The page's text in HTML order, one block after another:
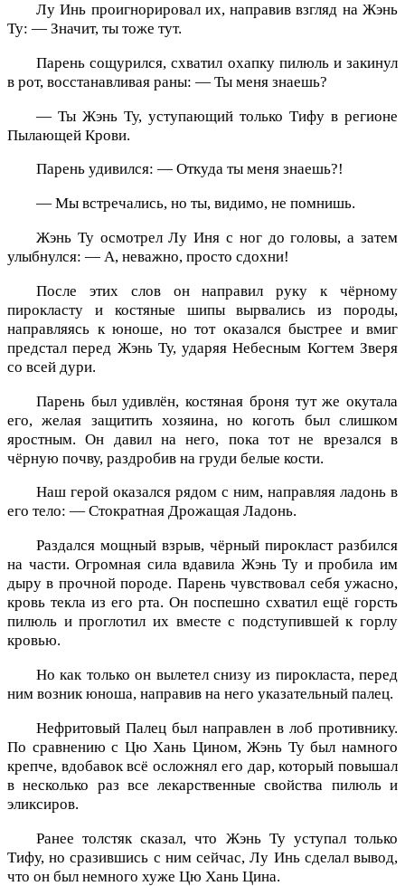
Лу Инь проигнорировал их, направив взгляд на Жэнь
Ту: — Значит, ты тоже тут.
Парень сощурился, схватил охапку пилюль и закинул
в рот, восстанавливая раны: — Ты меня знаешь?
— Ты Жэнь Ту, уступающий только Тифу в регионе
Пылающей Крови.
Парень удивился: — Откуда ты меня знаешь?!
— Мы встречались, но ты, видимо, не помнишь.
Жэнь Ту осмотрел Лу Иня с ног до головы, а затем
улыбнулся: — А, неважно, просто сдохни!
После этих слов он направил руку к чёрному
пирокласту и костяные шипы вырвались из породы,
направляясь к юноше, но тот оказался быстрее и вмиг
предстал перед Жэнь Ту, ударяя Небесным Когтем Зверя
со всей дури.
Парень был удивлён, костяная броня тут же окутала
его, желая защитить хозяина, но коготь был слишком
яростным. Он давил на него, пока тот не врезался в
чёрную почву, раздробив на груди белые кости.
Наш герой оказался рядом с ним, направляя ладонь в
его тело: — Стократная Дрожащая Ладонь.
Раздался мощный взрыв, чёрный пирокласт разбился
на части. Огромная сила вдавила Жэнь Ту и пробила им
дыру в прочной породе. Парень чувствовал себя ужасно,
кровь текла из его рта. Он поспешно схватил ещё горсть
пилюль и проглотил их вместе с подступившей к горлу
кровью.
Но как только он вылетел снизу из пирокласта, перед
ним возник юноша, направив на него указательный палец.
Нефритовый Палец был направлен в лоб противнику.
По сравнению с Цю Хань Цином, Жэнь Ту был намного
крепче, вдобавок всё осложнял его дар, который повышал
в несколько раз все лекарственные свойства пилюль и
эликсиров.
Ранее толстяк сказал, что Жэнь Ту уступал только
Тифу, но сразившись с ним сейчас, Лу Инь сделал вывод,
что он был немного хуже Цю Хань Цина.